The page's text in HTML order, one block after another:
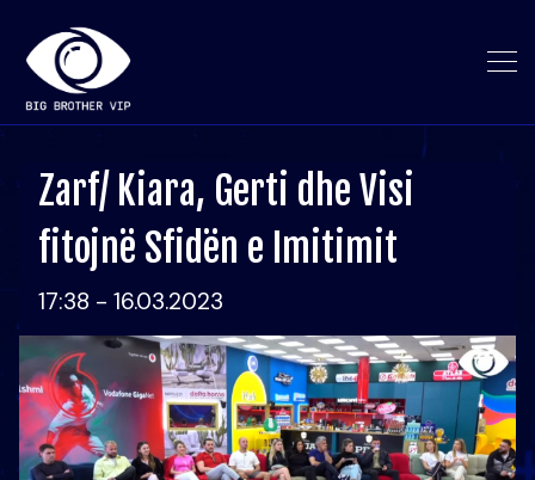
Zarf/ Kiara, Gerti dhe Visi
fitojnë Sfidën e Imitimit
17:38 - 16.03.2023